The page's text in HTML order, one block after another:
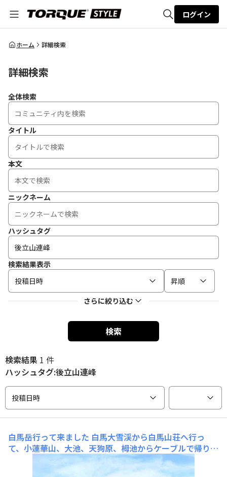
全体検索
ログイン
ホーム 詳細検索
詳細検索
全体検索
タイトル
本文
ニックネーム
ハッシュタグ
検索結果表示
投稿日時
昇順
さらに絞り込む
検索
検索結果 1 件
ハッシュタグ:後立山連峰
投稿日時
白馬岳行って来ました 白馬大雪渓から白馬山荘へ行っ
て、小蓮華山、大池、天狗原、栂池からケーブルで帰りま